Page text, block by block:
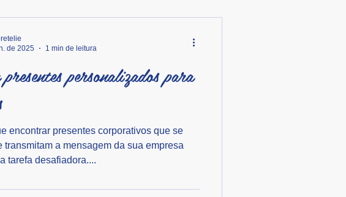
personalizados para
encontrar presentes corporativos que se
transmitam a mensagem da sua empresa
tarefa desafiadora....
de 2025
1 min de leitura